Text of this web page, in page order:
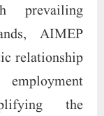
prevailing
AIMEP
relationship
the